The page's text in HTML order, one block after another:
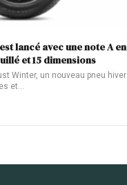
lancé avec une note A en
et 15 dimensions
Winter, un nouveau pneu hiver
et…